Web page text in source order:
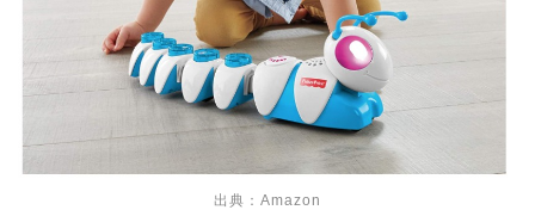
出典： Amazon